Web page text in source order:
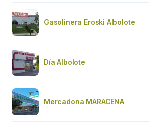
Gasolinera Eroski Albolote
Día Albolote
Mercadona MARACENA